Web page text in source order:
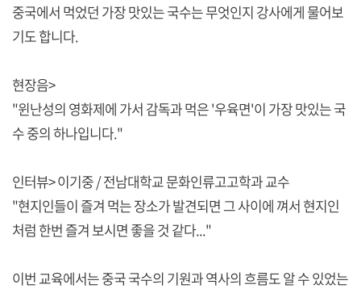
중국에서 먹었던 가장 맛있는 국수는 무엇인지 강사에게 물어보
기도 합니다.
현장음>
"윈난성의 영화제에 가서 감독과 먹은 '우육면'이 가장 맛있는 국
수 중의 하나입니다."
인터뷰> 이기중 / 전남대학교 문화인류고고학과 교수
"현지인들이 즐겨 먹는 장소가 발견되면 그 사이에 껴서 현지인
처럼 한번 즐겨 보시면 좋을 것 같다..."
이번 교육에서는 중국 국수의 기원과 역사의 흐름도 알 수 있었는